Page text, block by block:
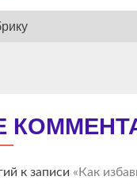
к записи «Как